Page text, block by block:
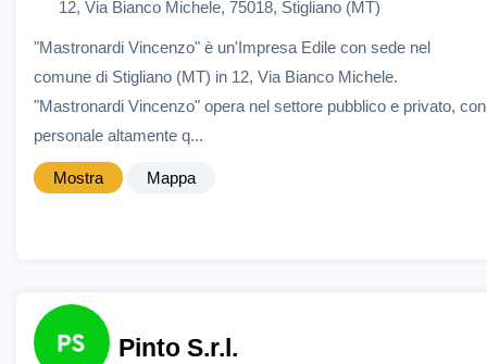
12, Via Bianco Michele, 75018, Stigliano (MT)
"Mastronardi Vincenzo" è un'Impresa Edile con sede nel
comune di Stigliano (MT) in 12, Via Bianco Michele.
"Mastronardi Vincenzo" opera nel settore pubblico e privato, con
personale altamente q...
Mostra Mappa
Pinto S.r.l.